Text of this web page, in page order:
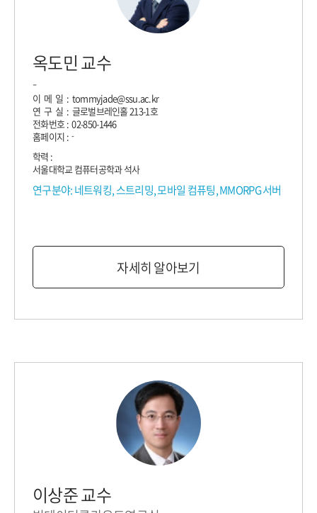
옥도민 교수
-
이 메 일 : tommyjade@ssu.ac.kr
연 구 실 : 글로벌브레인홀 213-1호
전화번호 : 02-850-1446
홈페이지 :-
학력 :
서울대학교 컴퓨터공학과 석사
연구분야: 네트워킹, 스트리밍, 모바일 컴퓨팅, MMORPG 서버
자세히 알아보기
이상준 교수